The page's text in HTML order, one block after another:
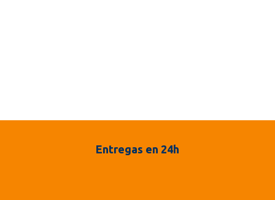
Entregas en 24h